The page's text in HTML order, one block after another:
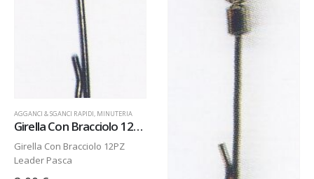
AGGANCI & SGANCI RAPIDI, MINUTERIA
Girella Con Bracciolo 12PZ
Girella Con Bracciolo 12PZ
Leader Pasca